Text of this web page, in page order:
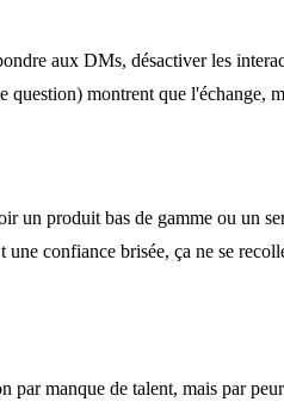
aux DMs, désactiver les
question) montrent que l'échange,
produit bas de gamme ou un
confiance brisée, ça ne se
manque de talent, mais par